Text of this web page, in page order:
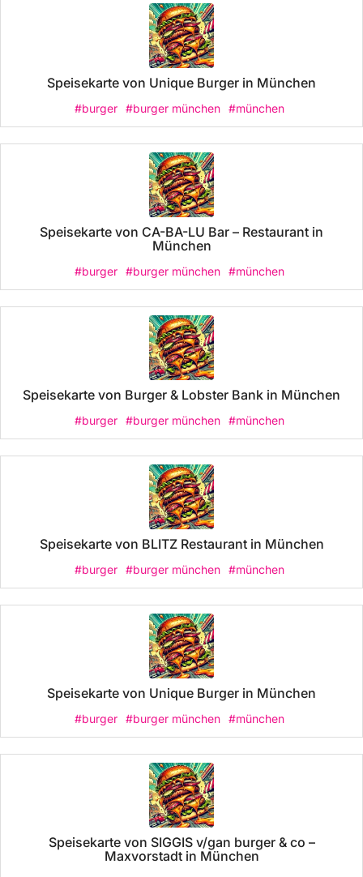
Speisekarte von Unique Burger in München
#burger #burger münchen #münchen
Speisekarte von CA-BA-LU Bar – Restaurant in
München
#burger #burger münchen #münchen
Speisekarte von Burger & Lobster Bank in München
#burger #burger münchen #münchen
Speisekarte von BLITZ Restaurant in München
#burger #burger münchen #münchen
Speisekarte von Unique Burger in München
#burger #burger münchen #münchen
Speisekarte von SIGGIS v/gan burger & co –
Maxvorstadt in München